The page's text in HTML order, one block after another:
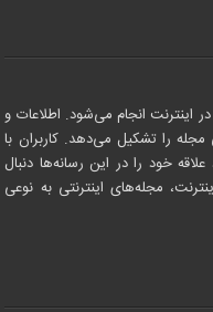
اینترنت انجام می‌شود. اطلاعات و
را تشکیل می‌دهد. کاربران با
خود را در این رسانه‌ها دنبال
مجله‌های اینترنتی به نوعی